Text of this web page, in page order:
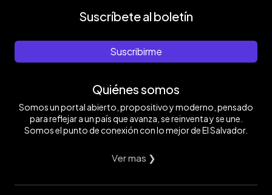
Suscríbete al boletín
Suscribirme
Quiénes somos
Somos un portal abierto, propositivo y moderno, pensado
para reflejar a un país que avanza, se reinventa y se une.
Somos el punto de conexión con lo mejor de El Salvador.
Ver mas ❯